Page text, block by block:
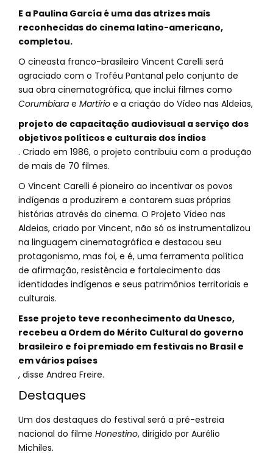
E a Paulina García é uma das atrizes mais
reconhecidas do cinema latino-americano,
completou.
O cineasta franco-brasileiro Vincent Carelli será
agraciado com o Troféu Pantanal pelo conjunto de
sua obra cinematográfica, que inclui filmes como
Corumbiara e Martírio e a criação do Vídeo nas Aldeias,
projeto de capacitação audiovisual a serviço dos
objetivos políticos e culturais dos índios
. Criado em 1986, o projeto contribuiu com a produção
de mais de 70 filmes.
O Vincent Carelli é pioneiro ao incentivar os povos
indígenas a produzirem e contarem suas próprias
histórias através do cinema. O Projeto Vídeo nas
Aldeias, criado por Vincent, não só os instrumentalizou
na linguagem cinematográfica e destacou seu
protagonismo, mas foi, e é, uma ferramenta política
de afirmação, resistência e fortalecimento das
identidades indígenas e seus patrimônios territoriais e
culturais.
Esse projeto teve reconhecimento da Unesco,
recebeu a Ordem do Mérito Cultural do governo
brasileiro e foi premiado em festivais no Brasil e
em vários países
, disse Andrea Freire.
Destaques
Um dos destaques do festival será a pré-estreia
nacional do filme Honestino, dirigido por Aurélio
Michiles.